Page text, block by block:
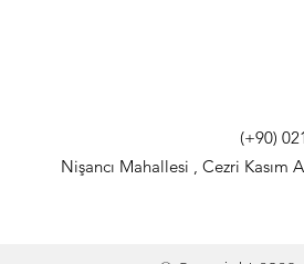
(+90)
Nişancı Mahallesi , Cezri